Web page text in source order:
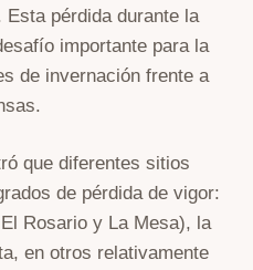
pérdida durante la
importante para la
de invernación frente a
que diferentes sitios
de pérdida de vigor:
Rosario y La Mesa), la
en otros relativamente